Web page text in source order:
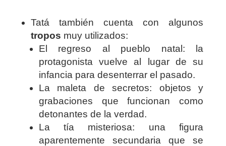
Tatá también cuenta con algunos
tropos muy utilizados:
El regreso al pueblo natal: la
protagonista vuelve al lugar de su
infancia para desenterrar el pasado.
La maleta de secretos: objetos y
grabaciones que funcionan como
detonantes de la verdad.
La tía misteriosa: una figura
aparentemente secundaria que se